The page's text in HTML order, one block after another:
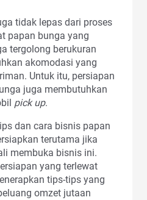
tidak lepas dari proses
papan bunga yang
tergolong berukuran
akomodasi yang
Untuk itu, persiapan
juga membutuhkan
pick up.
dan cara bisnis papan
terutama jika
membuka bisnis ini.
yang terlewat
tips-tips yang
omzet jutaan